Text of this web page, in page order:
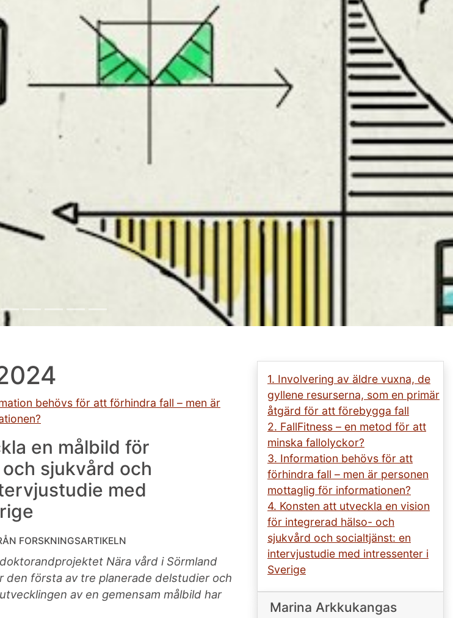
behövs för att förhindra fall – men är
en målbild för
sjukvård och
med
FORSKNINGSARTIKELN
Nära vård i Sörmland
den första av tre planerade delstudier och
av en gemensam målbild har
1. Involvering av äldre vuxna, de
gyllene resurserna, som en primär
åtgärd för att förebygga fall
2. FallFitness – en metod för att
minska fallolyckor?
3. Information behövs för att
förhindra fall – men är personen
mottaglig för informationen?
4. Konsten att utveckla en vision
för integrerad hälso- och
sjukvård och socialtjänst: en
intervjustudie med intressenter i
Sverige
Marina Arkkukangas